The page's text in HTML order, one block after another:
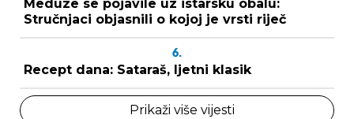
Meduze se pojavile uz istarsku obalu:
Stručnjaci objasnili o kojoj je vrsti riječ
6.
Recept dana: Sataraš, ljetni klasik
Prikaži više vijesti